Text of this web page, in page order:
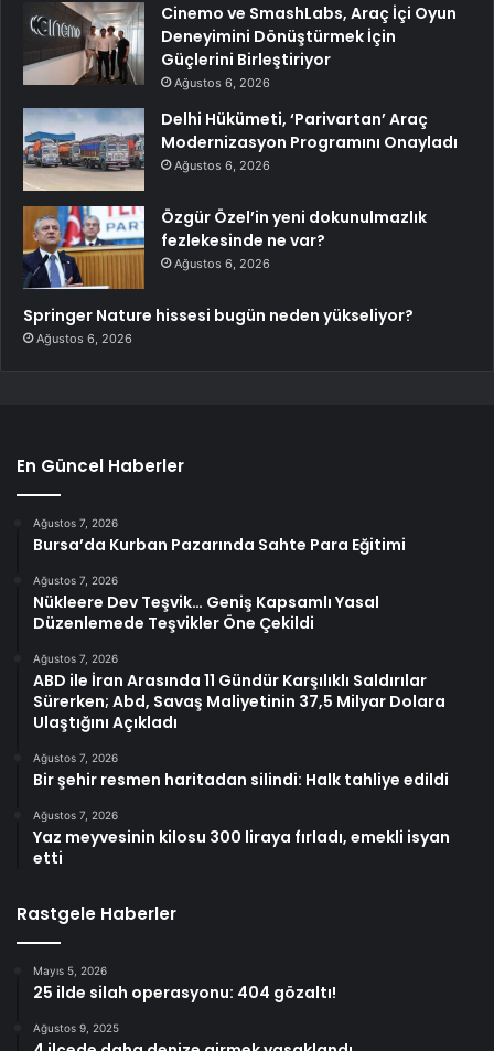
Cinemo ve SmashLabs, Araç İçi Oyun
Deneyimini Dönüştürmek İçin
Güçlerini Birleştiriyor
Ağustos 6, 2026
Delhi Hükümeti, ‘Parivartan’ Araç
Modernizasyon Programını Onayladı
Ağustos 6, 2026
Özgür Özel’in yeni dokunulmazlık
fezlekesinde ne var?
Ağustos 6, 2026
Springer Nature hissesi bugün neden yükseliyor?
Ağustos 6, 2026
En Güncel Haberler
Ağustos 7, 2026
Bursa’da Kurban Pazarında Sahte Para Eğitimi
Ağustos 7, 2026
Nükleere Dev Teşvik… Geniş Kapsamlı Yasal
Düzenlemede Teşvikler Öne Çekildi
Ağustos 7, 2026
ABD ile İran Arasında 11 Gündür Karşılıklı Saldırılar
Sürerken; Abd, Savaş Maliyetinin 37,5 Milyar Dolara
Ulaştığını Açıkladı
Ağustos 7, 2026
Bir şehir resmen haritadan silindi: Halk tahliye edildi
Ağustos 7, 2026
Yaz meyvesinin kilosu 300 liraya fırladı, emekli isyan
etti
Rastgele Haberler
Mayıs 5, 2026
25 ilde silah operasyonu: 404 gözaltı!
Ağustos 9, 2025